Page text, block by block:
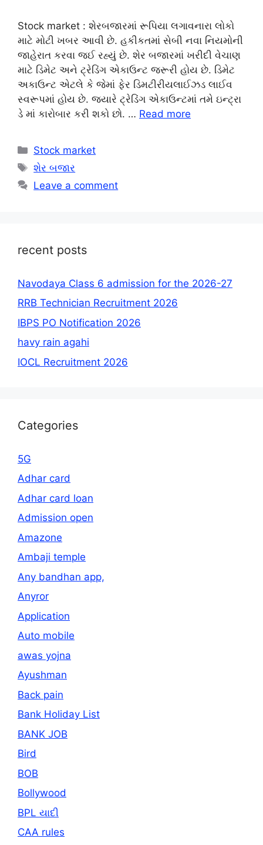
Stock market : શેરબજારમાં રૂપિયા લગાવનારા લોકો
માટે મોટી ખબર આવી છે. હકીકતમાં સેબી નવા નિયમોની
જાહેરાત કરવા જઈ રહ્યું છે. શેર બજારમાં ખરીદી વેચાણ
માટે ડિમેટ અને ટ્રેડિંગ એકાઉન્ટ જરૂરી હોય છે. ડિમેટ
અકાઉન્ટ એટલે કે જેમાં ફેર ડિમટીરીયલાઈઝડ લાઈવ
સ્વરૂપમાં હોય છે. જ્યારે ટ્રેડિંગ એકાઉન્ટમાં તમે ઇન્ટ્રા
ડે માં કારોબાર કરી શકો છો. … Read more
Categories
Stock market
Tags
શેર બજાર
Leave a comment
recent posts
Navodaya Class 6 admission for the 2026-27
RRB Technician Recruitment 2026
IBPS PO Notification 2026
havy rain agahi
IOCL Recruitment 2026
Categories
5G
Adhar card
Adhar card loan
Admission open
Amazone
Ambaji temple
Any bandhan app,
Anyror
Application
Auto mobile
awas yojna
Ayushman
Back pain
Bank Holiday List
BANK JOB
Bird
BOB
Bollywood
BPL યાદી
CAA rules